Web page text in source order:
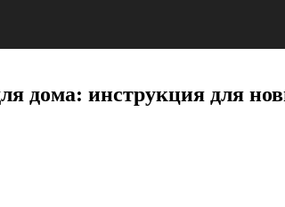
дома: инструкция для